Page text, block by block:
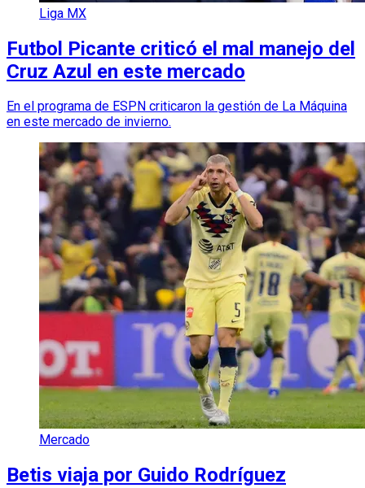
Liga MX
Futbol Picante criticó el mal manejo del
Cruz Azul en este mercado
En el programa de ESPN criticaron la gestión de La Máquina
en este mercado de invierno.
Mercado
Betis viaja por Guido Rodríguez